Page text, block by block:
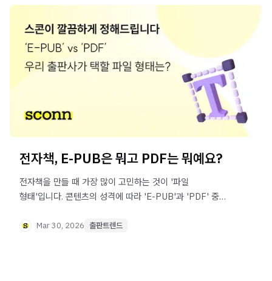
전자책, E-PUB은 뭐고 PDF는 뭐예요?
전자책을 만들 때 가장 많이 고민하는 것이 '파일
형태'입니다. 콘텐츠의 성격에 따라 'E-PUB'과 'PDF' 중
학습 도서 전문 플랫폼인 스콘은 왜 PDF를 택했는지도
Mar 30, 2026 출판트렌드